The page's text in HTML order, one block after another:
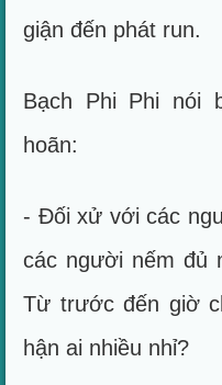
giận đến phát run.
Bạch Phi Phi nói
hoãn:
- Đối xử với các
các người nếm đủ
Từ trước đến giờ
hận ai nhiều nhỉ?